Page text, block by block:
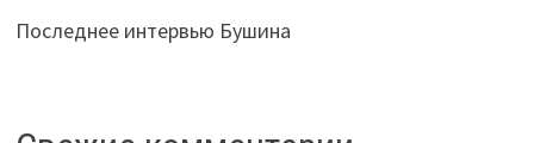
Последнее интервью Бушина